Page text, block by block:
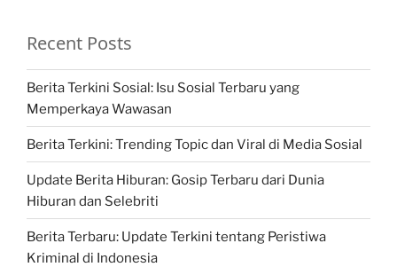
Recent Posts
Berita Terkini Sosial: Isu Sosial Terbaru yang
Memperkaya Wawasan
Berita Terkini: Trending Topic dan Viral di Media Sosial
Update Berita Hiburan: Gosip Terbaru dari Dunia
Hiburan dan Selebriti
Berita Terbaru: Update Terkini tentang Peristiwa
Kriminal di Indonesia